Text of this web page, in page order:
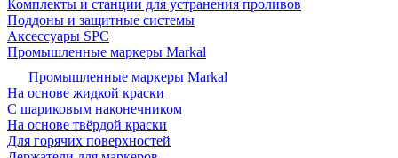
Комплекты и станции для устранения проливов
Поддоны и защитные системы
Аксессуары SPC
Промышленные маркеры Markal
Промышленные маркеры Markal
На основе жидкой краски
С шариковым наконечником
На основе твёрдой краски
Для горячих поверхностей